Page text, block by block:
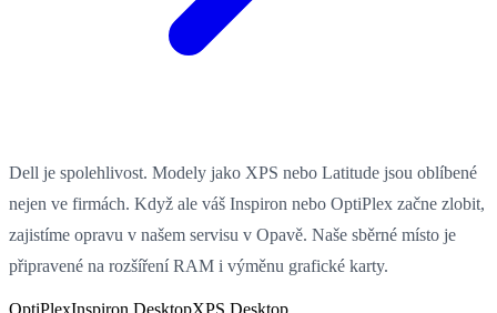
Dell je spolehlivost. Modely jako XPS nebo Latitude jsou oblíbené
nejen ve firmách. Když ale váš Inspiron nebo OptiPlex začne zlobit,
zajistíme opravu v našem servisu v Opavě. Naše sběrné místo je
připravené na rozšíření RAM i výměnu grafické karty.
OptiPlexInspiron DesktopXPS Desktop